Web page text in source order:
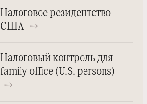
Налоговое резидентство
США →
Налоговый контроль для
family office (U.S. persons)
→